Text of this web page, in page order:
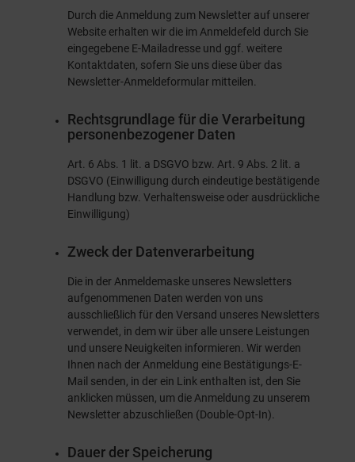
Durch die Anmeldung zum Newsletter auf unserer
Website erhalten wir die im Anmeldefeld durch Sie
eingegebene E-Mailadresse und ggf. weitere
Kontaktdaten, sofern Sie uns diese über das
Newsletter-Anmeldeformular mitteilen.
Rechtsgrundlage für die Verarbeitung
personenbezogener Daten
Art. 6 Abs. 1 lit. a DSGVO bzw. Art. 9 Abs. 2 lit. a
DSGVO (Einwilligung durch eindeutige bestätigende
Handlung bzw. Verhaltensweise oder ausdrückliche
Einwilligung)
Zweck der Datenverarbeitung
Die in der Anmeldemaske unseres Newsletters
aufgenommenen Daten werden von uns
ausschließlich für den Versand unseres Newsletters
verwendet, in dem wir über alle unsere Leistungen
und unsere Neuigkeiten informieren. Wir werden
Ihnen nach der Anmeldung eine Bestätigungs-E-
Mail senden, in der ein Link enthalten ist, den Sie
anklicken müssen, um die Anmeldung zu unserem
Newsletter abzuschließen (Double-Opt-In).
Dauer der Speicherung